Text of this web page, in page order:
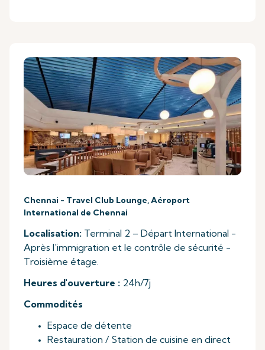
Chennai - Travel Club Lounge, Aéroport
International de Chennai
Localisation: Terminal 2 – Départ International -
Après l'immigration et le contrôle de sécurité -
Troisième étage.
Heures d'ouverture : 24h/7j
Commodités
Espace de détente
Restauration / Station de cuisine en direct